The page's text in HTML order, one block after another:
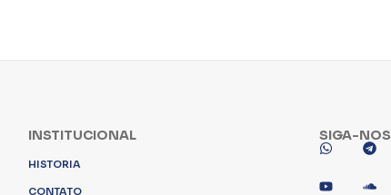
INSTITUCIONAL
HISTORIA
CONTATO
SIGA-NOS